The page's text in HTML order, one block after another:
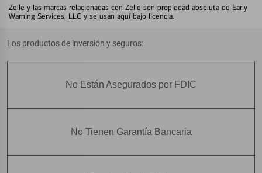
Zelle y las marcas relacionadas con Zelle son propiedad absoluta de Early
Warning Services, LLC y se usan aquí bajo licencia.
Los productos de inversión y seguros:
No Están Asegurados por FDIC
No Tienen Garantía Bancaria